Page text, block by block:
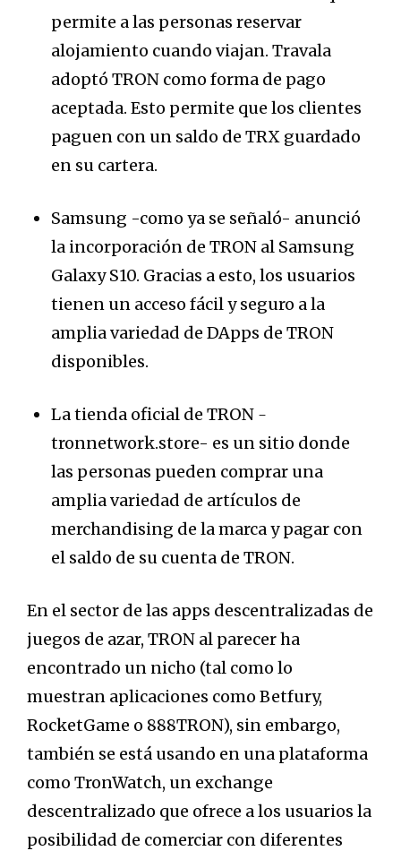
permite a las personas reservar
alojamiento cuando viajan. Travala
adoptó TRON como forma de pago
aceptada. Esto permite que los clientes
paguen con un saldo de TRX guardado
en su cartera.
Samsung -como ya se señaló- anunció
la incorporación de TRON al Samsung
Galaxy S10. Gracias a esto, los usuarios
tienen un acceso fácil y seguro a la
amplia variedad de DApps de TRON
disponibles.
La tienda oficial de TRON -
tronnetwork.store- es un sitio donde
las personas pueden comprar una
amplia variedad de artículos de
merchandising de la marca y pagar con
el saldo de su cuenta de TRON.
En el sector de las apps descentralizadas de
juegos de azar, TRON al parecer ha
encontrado un nicho (tal como lo
muestran aplicaciones como Betfury,
RocketGame o 888TRON), sin embargo,
también se está usando en una plataforma
como TronWatch, un exchange
descentralizado que ofrece a los usuarios la
posibilidad de comerciar con diferentes